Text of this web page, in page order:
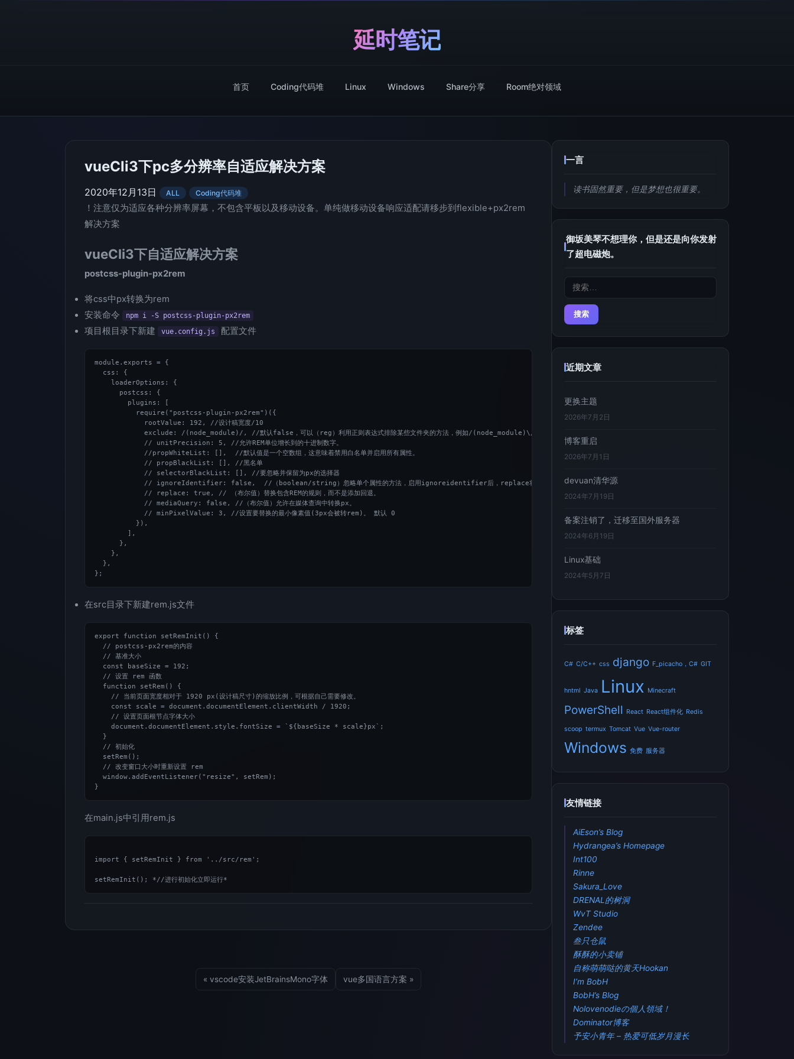
延时笔记
首页 Coding代码堆 Linux Windows Share分享 Room绝对领域
vueCli3下pc多分辨率自适应解决方案
2020年12月13日 ALL Coding代码堆
！注意仅为适应各种分辨率屏幕，不包含平板以及移动设备。单纯做移动设备响应适配请移步到flexible+px2rem
解决方案
vueCli3下自适应解决方案
postcss-plugin-px2rem
将css中px转换为rem
安装命令
npm i -S postcss-plugin-px2rem
项目根目录下新建 vue.config.js 配置文件
module.exports = {
  css: {
    loaderOptions: {
      postcss: {
        plugins: [
          require("postcss-plugin-px2rem")({
            rootValue: 192, //设计稿宽度/10
            exclude: /(node_module)/, //默认false，可以（reg）利用正则表达式排除某些文件夹的方法，例如/(node_module)\/如果想把前端UI框架内的px也转换成rem，请把此属性设为默认值
            // unitPrecision: 5, //允许REM单位增长到的十进制数字。
            //propWhiteList: [],  //默认值是一个空数组，这意味着禁用白名单并启用所有属性。
            // propBlackList: [], //黑名单
            // selectorBlackList: [], //要忽略并保留为px的选择器
            // ignoreIdentifier: false,  //（boolean/string）忽略单个属性的方法，启用ignoreidentifier后，replace将自动设置为true。
            // replace: true, // （布尔值）替换包含REM的规则，而不是添加回退。
            // mediaQuery: false, //（布尔值）允许在媒体查询中转换px。
            // minPixelValue: 3, //设置要替换的最小像素值(3px会被转rem)。 默认 0
          }),
        ],
      },
    },
  },
};
在src目录下新建rem.js文件
export function setRemInit() {
  // postcss-px2rem的内容
  // 基准大小
  const baseSize = 192;
  // 设置 rem 函数
  function setRem() {
    // 当前页面宽度相对于 1920 px(设计稿尺寸)的缩放比例，可根据自己需要修改。
    const scale = document.documentElement.clientWidth / 1920;
    // 设置页面根节点字体大小
    document.documentElement.style.fontSize = `${baseSize * scale}px`;
  }
  // 初始化
  setRem();
  // 改变窗口大小时重新设置 rem
  window.addEventListener("resize", setRem);
}
在main.js中引用rem.js
import { setRemInit } from '../src/rem';
setRemInit(); *//进行初始化立即运行*
« vscode安装JetBrainsMono字体 vue多国语言方案 »
一言
读书固然重要，但是梦想也很重要。
御坂美琴不想理你，但是还是向你发射
了超电磁炮。
搜
近期文章
更换主题
2026年7月2日
博客重启
2026年7月1日
devuan清华源
2024年7月19日
备案注销了，迁移至国外服务器
2024年6月19日
Linux基础
2024年5月7日
标签
C# C/C++ css django F_picacho，C# GIT
hntml Java Linux Minecraft
PowerShell React React组件化 Redis
scoop termux Tomcat Vue Vue-router
Windows 免费 服务器
友情链接
AiEson’s Blog
Hydrangea’s Homepage
Int100
Rinne
Sakura_Love
DRENAL的树洞
WvT Studio
Zendee
叁只仓鼠
酥酥的小卖铺
自称萌萌哒的黄天Hookan
I’m BobH
BobH’s Blog
Nolovenodieの個人領域！
Dominator博客
予安小青年 – 热爱可低岁月漫长